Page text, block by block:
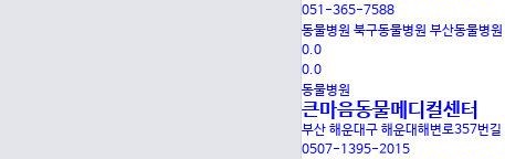
051-365-7588
동물병원 북구동물병원 부산동물병원
0.0
0.0
동물병원
큰마음동물메디컬센터
부산 해운대구 해운대해변로357번길
0507-1395-2015